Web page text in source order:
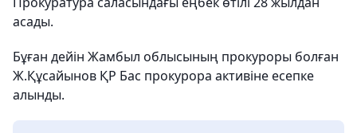
асады.
Бұған дейін Жамбыл облысының прокуроры болған
Ж.Құсайынов ҚР Бас прокурора активіне есепке
алынды.